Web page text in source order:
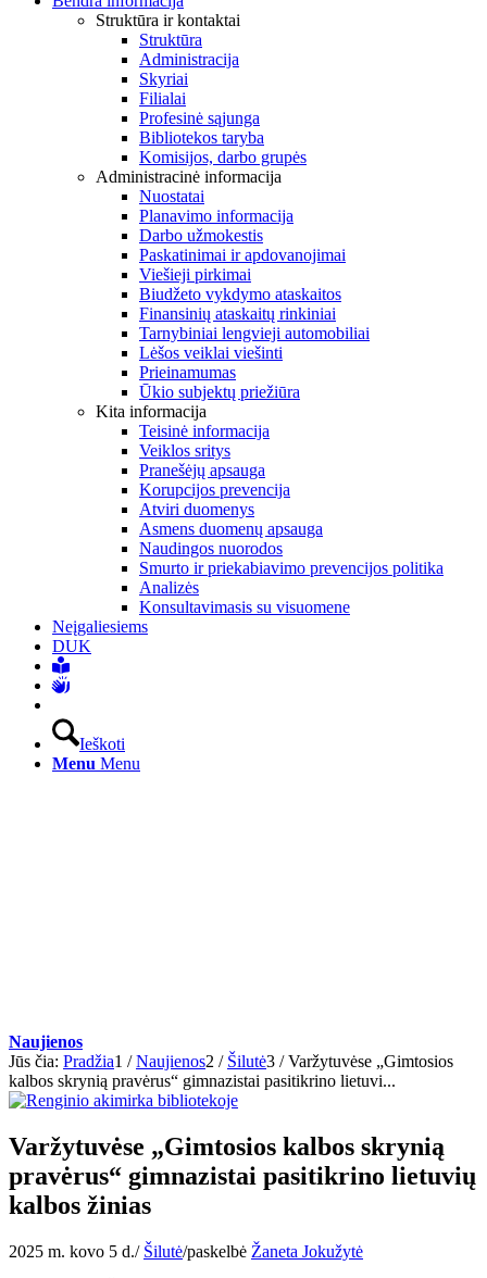
Struktūra ir kontaktai
Struktūra
Administracija
Skyriai
Filialai
Profesinė sąjunga
Bibliotekos taryba
Komisijos, darbo grupės
Administracinė informacija
Nuostatai
Planavimo informacija
Darbo užmokestis
Paskatinimai ir apdovanojimai
Viešieji pirkimai
Biudžeto vykdymo ataskaitos
Finansinių ataskaitų rinkiniai
Tarnybiniai lengvieji automobiliai
Lėšos veiklai viešinti
Prieinamumas
Ūkio subjektų priežiūra
Kita informacija
Teisinė informacija
Veiklos sritys
Pranešėjų apsauga
Korupcijos prevencija
Atviri duomenys
Asmens duomenų apsauga
Naudingos nuorodos
Smurto ir priekabiavimo prevencijos politika
Analizės
Konsultavimasis su visuomene
Neįgaliesiems
DUK
Ieškoti
Menu Menu
Naujienos
Jūs čia: Pradžia1 / Naujienos2 / Šilutė3 / Varžytuvėse „Gimtosios
kalbos skrynią pravėrus“ gimnazistai pasitikrino lietuvi...
Varžytuvėse „Gimtosios kalbos skrynią
pravėrus“ gimnazistai pasitikrino lietuvių
kalbos žinias
2025 m. kovo 5 d./ Šilutė/paskelbė Žaneta Jokužytė